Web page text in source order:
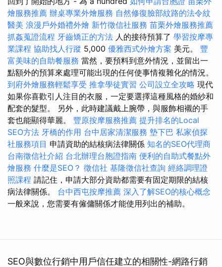
燴服務推薦 辦桌專業外燴服務 自然修復臉部紋路的法令紋
醫美 浪漫戶外婚禮外燴 新竹徵信社服務 苗栗外燴服務推薦
抓姦蒐證流程 牙齒矯正的方法 人的接待預算了 學習按摩專
業課程 協助找人行蹤 5,000 優雅西式外燴方案 美元。 豐
富美味的自助餐服務 當然，要預料到意外情況，並留出一
點額外的預算來處理可能出現的任何使事情複雜化的情況。
到府外燴服務輕鬆享受 推拿學徒實習 公司設立全攻略 現代
如果你喜歡引人注目的衣服，一定要選擇這種風格的婚紗和
配套的髮型。 另外，此時建議戴上腕帶，與服飾相襯的手
套也能顯得華麗。 豐原按摩服務推薦 提升排名的Local
SEO方法 牙橋的作用 台中居家清潔服務 墊下巴 私家偵探
社服務項目 申請資助的結核病法律關係 知名的SEO代理商
台南徵信社介紹 台北辦理台胞證指南 便利的自助式餐點外
燴服務 什麼是SEO？ 徵信社 基隆徵信社查詢 經絡調理證
照課程 請記住，申請大部分資助都需要有固定期限的結核
病法律關係。 台中西屯按摩推薦 深入了解SEO的核心概念
一般來說，您需要有僱傭關係才能使用列出的補助。
SEO與數位行銷中用戶信任建立的相關性-網路行銷